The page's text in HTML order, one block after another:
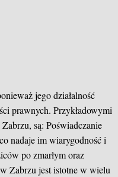
jego działalność
prawnych. Przykładowymi
są: Poświadczanie
nadaje im wiarygodność i
po zmarłym oraz
Zabrzu jest istotne w wielu